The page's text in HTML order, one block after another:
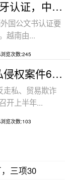
越南9月正式实施海牙认证，中越跨境文件
国公文书认证要
越南由...
浏览次数:245
越南上半年查处走私侵权案件6.8万起
私、贸易欺诈
开上半年...
浏览次数:103
三项30